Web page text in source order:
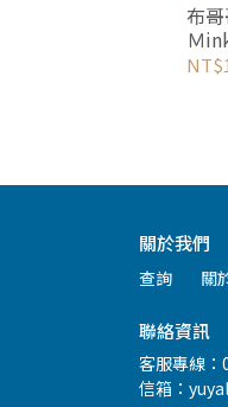
布
Ｍ
關於我們
查詢 關
聯絡資訊
客服專線
信箱：